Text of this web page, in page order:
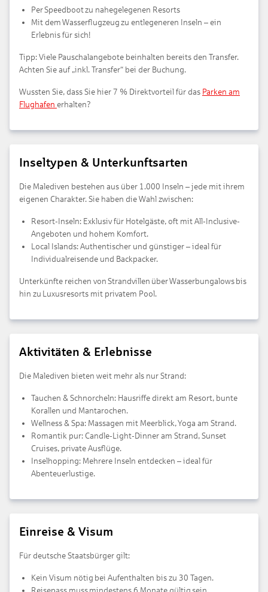
Per Speedboot zu nahegelegenen Resorts
Mit dem Wasserflugzeug zu entlegeneren Inseln – ein
Erlebnis für sich!
Tipp: Viele Pauschalangebote beinhalten bereits den Transfer.
Achten Sie auf „inkl. Transfer“ bei der Buchung.
Wussten Sie, dass Sie hier 7 % Direktvorteil für das Parken am
Flughafen erhalten?
Inseltypen & Unterkunftsarten
Die Malediven bestehen aus über 1.000 Inseln – jede mit ihrem
eigenen Charakter. Sie haben die Wahl zwischen:
Resort-Inseln: Exklusiv für Hotelgäste, oft mit All-Inclusive-
Angeboten und hohem Komfort.
Local Islands: Authentischer und günstiger – ideal für
Individualreisende und Backpacker.
Unterkünfte reichen von Strandvillen über Wasserbungalows bis
hin zu Luxusresorts mit privatem Pool.
Aktivitäten & Erlebnisse
Die Malediven bieten weit mehr als nur Strand:
Tauchen & Schnorcheln: Hausriffe direkt am Resort, bunte
Korallen und Mantarochen.
Wellness & Spa: Massagen mit Meerblick, Yoga am Strand.
Romantik pur: Candle-Light-Dinner am Strand, Sunset
Cruises, private Ausflüge.
Inselhopping: Mehrere Inseln entdecken – ideal für
Abenteuerlustige.
Einreise & Visum
Für deutsche Staatsbürger gilt:
Kein Visum nötig bei Aufenthalten bis zu 30 Tagen.